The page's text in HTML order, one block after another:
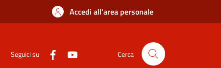
Accedi all'area personale
Seguici su Cerca